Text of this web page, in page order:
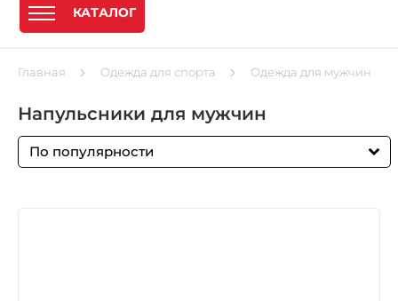
КАТАЛОГ
Главная Одежда для спорта Одежда для мужчин
Напульсники для мужчин
По популярности